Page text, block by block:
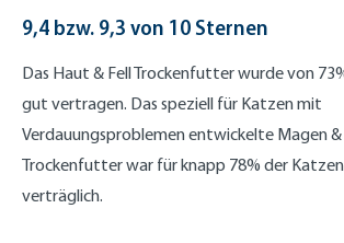
9,4 bzw. 9,3 von 10 Sternen
Das Haut & Fell Trockenfutter wurde von
gut vertragen. Das speziell für Katzen mit
Verdauungsproblemen entwickelte Magen
Trockenfutter war für knapp 78% der
verträglich.